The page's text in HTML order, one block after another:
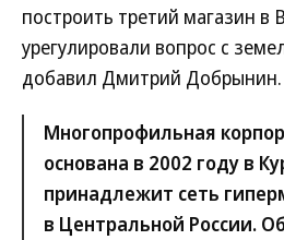
построить третий магазин в
урегулировали вопрос с
добавил Дмитрий Добрынин.
Многопрофильная
основана в 2002 году в
принадлежит сеть
в Центральной России.